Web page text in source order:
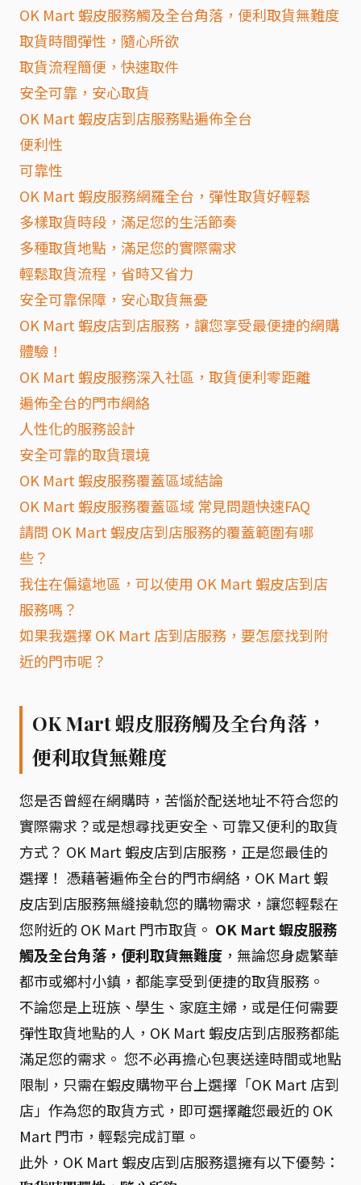
OK Mart 蝦皮服務觸及全台角落，便利取貨無難度
取貨時間彈性，隨心所欲
取貨流程簡便，快速取件
安全可靠，安心取貨
OK Mart 蝦皮店到店服務點遍佈全台
便利性
可靠性
OK Mart 蝦皮服務網羅全台，彈性取貨好輕鬆
多樣取貨時段，滿足您的生活節奏
多種取貨地點，滿足您的實際需求
輕鬆取貨流程，省時又省力
安全可靠保障，安心取貨無憂
OK Mart 蝦皮店到店服務，讓您享受最便捷的網購
體驗！
OK Mart 蝦皮服務深入社區，取貨便利零距離
遍佈全台的門市網絡
人性化的服務設計
安全可靠的取貨環境
OK Mart 蝦皮服務覆蓋區域結論
OK Mart 蝦皮服務覆蓋區域 常見問題快速FAQ
請問 OK Mart 蝦皮店到店服務的覆蓋範圍有哪
些？
我住在偏遠地區，可以使用 OK Mart 蝦皮店到店
服務嗎？
如果我選擇 OK Mart 店到店服務，要怎麼找到附
近的門市呢？
OK Mart 蝦皮服務觸及全台角落，
便利取貨無難度
您是否曾經在網購時，苦惱於配送地址不符合您的
實際需求？或是想尋找更安全、可靠又便利的取貨
方式？ OK Mart 蝦皮店到店服務，正是您最佳的
選擇！ 憑藉著遍佈全台的門市網絡，OK Mart 蝦
皮店到店服務無縫接軌您的購物需求，讓您輕鬆在
您附近的 OK Mart 門市取貨。 OK Mart 蝦皮服務
觸及全台角落，便利取貨無難度 ，無論您身處繁華
都市或鄉村小鎮，都能享受到便捷的取貨服務。
不論您是上班族、學生、家庭主婦，或是任何需要
彈性取貨地點的人，OK Mart 蝦皮店到店服務都能
滿足您的需求。 您不必再擔心包裹送達時間或地點
限制，只需在蝦皮購物平台上選擇「OK Mart 店到
店」作為您的取貨方式，即可選擇離您最近的 OK
Mart 門市，輕鬆完成訂單。
此外，OK Mart 蝦皮店到店服務還擁有以下優勢：